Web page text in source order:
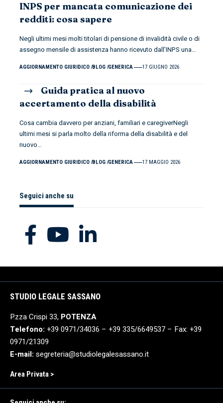
INPS per mancata comunicazione dei
redditi: cosa sapere
Negli ultimi mesi molti titolari di pensione di invalidità civile o di
assegno mensile di assistenza hanno ricevuto dall’INPS una…
AGGIORNAMENTO GIURIDICO BLOG GENERICA 17 GIUGNO 2026
Guida pratica al nuovo
accertamento della disabilità
Cosa cambia davvero per anziani, familiari e caregiverNegli
ultimi mesi si parla molto della riforma della disabilità e del
nuovo…
AGGIORNAMENTO GIURIDICO BLOG GENERICA 17 MAGGIO 2026
Seguici anche su
STUDIO LEGALE SASSANO
P.zza Crispi 33, POTENZA
Telefono: +39 0971/34036 – +39 335/6649537 – Fax: +39
0971/21309
E-mail: segreteria@studiolegalesassano.it
Area Privata >